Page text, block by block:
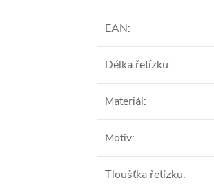
EAN:
Délka řetízku:
Materiál:
Motiv:
Tloušťka řetízku: